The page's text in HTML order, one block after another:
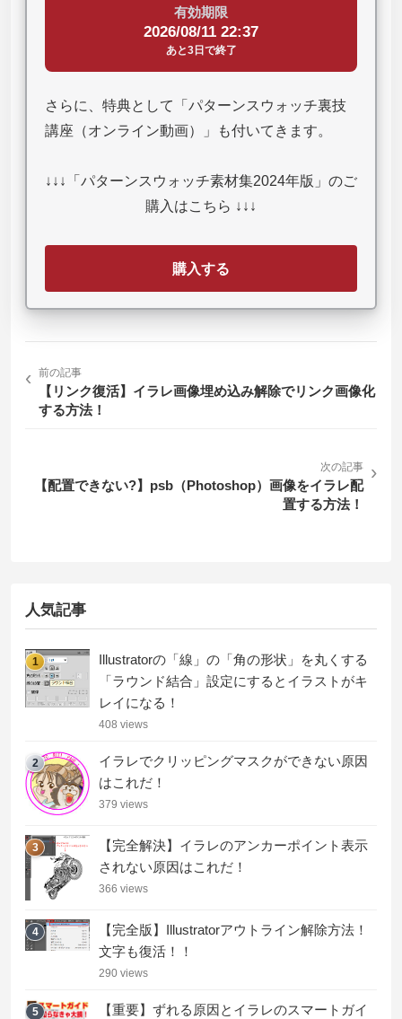
有効期限
2026/08/11 22:37
あと3日で終了
さらに、特典として「パターンスウォッチ裏技
講座（オンライン動画）」も付いてきます。
↓↓↓「パターンスウォッチ素材集2024年版」のご
購入はこちら ↓↓↓
購入する
‹ 前の記事
【リンク復活】イラレ画像埋め込み解除でリンク画像化
する方法！
次の記事
【配置できない?】psb（Photoshop）画像をイラレ配
置する方法！
›
人気記事
1
Illustratorの「線」の「角の形状」を丸くする
「ラウンド結合」設定にするとイラストがキ
レイになる！
408 views
2
イラレでクリッピングマスクができない原因
はこれだ！
379 views
3
【完全解決】イラレのアンカーポイント表示
されない原因はこれだ！
366 views
4
【完全版】Illustratorアウトライン解除方法！
文字も復活！！
290 views
5
【重要】ずれる原因とイラレのスマートガイ